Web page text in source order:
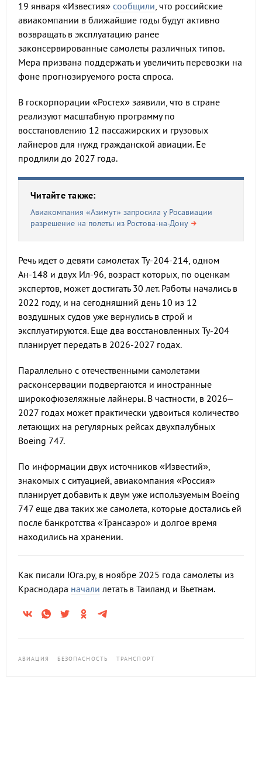
19 января «Известия» сообщили, что российские
авиакомпании в ближайшие годы будут активно
возвращать в эксплуатацию ранее
законсервированные самолеты различных типов.
Мера призвана поддержать и увеличить перевозки на
фоне прогнозируемого роста спроса.
В госкорпорации «Ростех» заявили, что в стране
реализуют масштабную программу по
восстановлению 12 пассажирских и грузовых
лайнеров для нужд гражданской авиации. Ее
продлили до 2027 года.
Читайте также:
Авиакомпания «Азимут» запросила у Росавиации
разрешение на полеты из Ростова-на-Дону
Речь идет о девяти самолетах Ту-204-214, одном
Ан-148 и двух Ил-96, возраст которых, по оценкам
экспертов, может достигать 30 лет. Работы начались в
2022 году, и на сегодняшний день 10 из 12
воздушных судов уже вернулись в строй и
эксплуатируются. Еще два восстановленных Ту-204
планирует передать в 2026-2027 годах.
Параллельно с отечественными самолетами
расконсервации подвергаются и иностранные
широкофюзеляжные лайнеры. В частности, в 2026–
2027 годах может практически удвоиться количество
летающих на регулярных рейсах двухпалубных
Boeing 747.
По информации двух источников «Известий»,
знакомых с ситуацией, авиакомпания «Россия»
планирует добавить к двум уже используемым Boeing
747 еще два таких же самолета, которые достались ей
после банкротства «Трансаэро» и долгое время
находились на хранении.
Как писали Юга.ру, в ноябре 2025 года самолеты из
Краснодара начали летать в Таиланд и Вьетнам.
АВИАЦИЯ БЕЗОПАСНОСТЬ ТРАНСПОРТ